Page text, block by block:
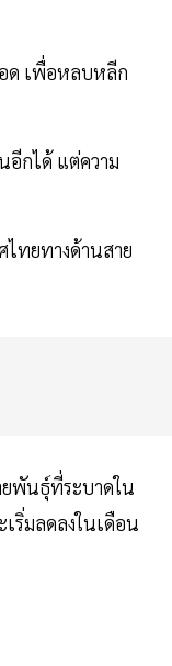
ด เพื่อหลบหลีก
อีกได้ แต่ความ
ไทยทางด้านสาย
พันธุ์ที่ระบาดใน
ริ่มลดลงในเดือน